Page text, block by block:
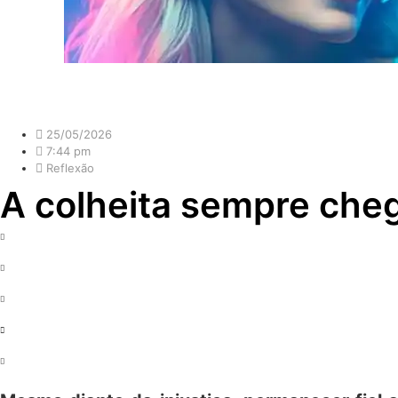
25/05/2026
7:44 pm
Reflexão
A colheita sempre